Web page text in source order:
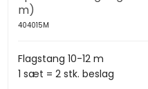
m)
404015M
Flagstang 10-12 m
1 sæt = 2 stk. beslag